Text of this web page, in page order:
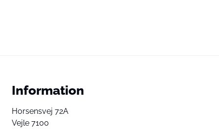
Information
Horsensvej 72A
Vejle 7100